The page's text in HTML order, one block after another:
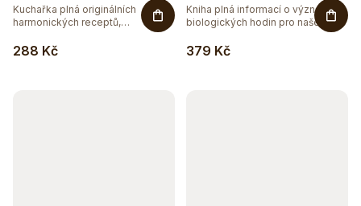
288 Kč
Kuchařka plná originálních
harmonických receptů,
379 Kč
Kniha plná informací o významu
biologických hodin pro naše...